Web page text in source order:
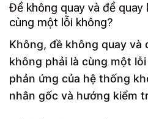
Đề không quay và đề quay
cùng một lỗi không?
Không, đề không quay và
không phải là cùng một
phản ứng của hệ thống
nhân gốc và hướng kiểm